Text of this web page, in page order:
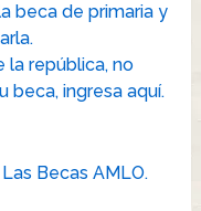
beca de primaria y
la república, no
beca, ingresa aquí.
Becas AMLO.